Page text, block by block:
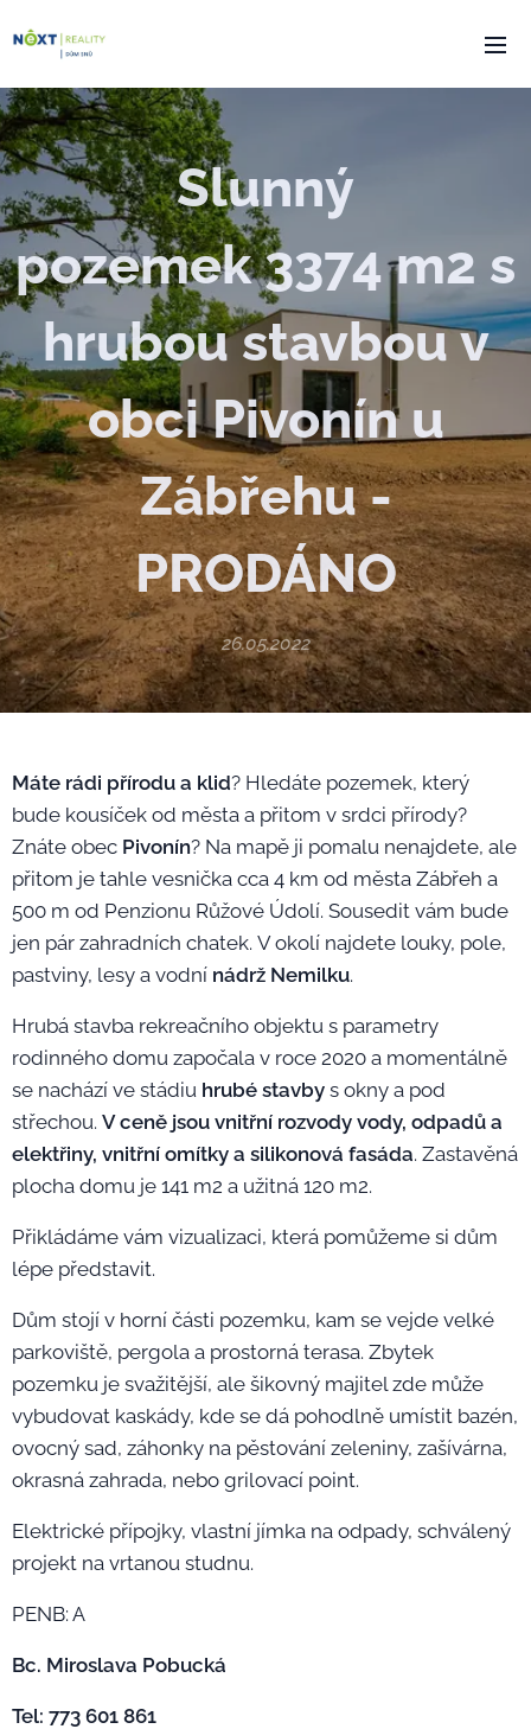
Slunný
pozemek3374 m2 s
hrubou stavbou v
obci Pivonín u
Zábřehu -
PRODÁNO
26.05.2022
Máte rádi přírodu a klid? Hledáte pozemek, který
bude kousíček od města a přitom v srdci přírody?
Znáte obec Pivonín? Na mapě ji pomalu nenajdete, ale
přitom je tahle vesnička cca 4 km od města Zábřeh a
500 m od Penzionu Růžové Údolí. Sousedit vám bude
jen pár zahradních chatek. V okolí najdete louky, pole,
pastviny, lesy a vodní nádrž Nemilku.
Hrubá stavba rekreačního objektu s parametry
rodinného domu započala v roce 2020 a momentálně
se nachází ve stádiu hrubé stavby s okny a pod
střechou. V ceně jsou vnitřní rozvody vody, odpadů a
elektřiny, vnitřní omítky a silikonová fasáda. Zastavěná
plocha domu je 141 m2 a užitná 120 m2.
Přikládáme vám vizualizaci, která pomůžeme si dům
lépe představit.
Dům stojí v horní části pozemku, kam se vejde velké
parkoviště, pergola a prostorná terasa. Zbytek
pozemku je svažitější, ale šikovný majitel zde může
vybudovat kaskády, kde se dá pohodlně umístit bazén,
ovocný sad, záhonky na pěstování zeleniny, zašívárna,
okrasná zahrada, nebo grilovací point.
Elektrické přípojky, vlastní jímka na odpady, schválený
projekt na vrtanou studnu. 🙋‍♀️
PENB: A
Bc. Miroslava Pobucká
Tel: 773 601 861